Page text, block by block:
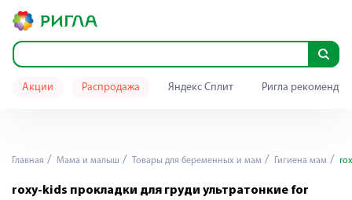
Акции Распродажа Яндекс Сплит Ригла
Главная Мама и малыш Товары для беременных и мам Гигиена мам
roxy-kids прокладки для груди ультратонкие for